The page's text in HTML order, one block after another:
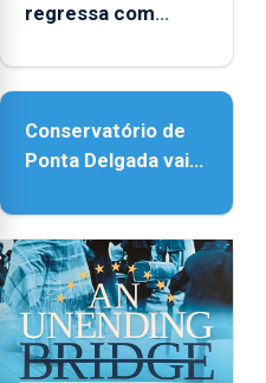
regressa com
acessibilidade
Conservatório de
Ponta Delgada vai
instrumentos